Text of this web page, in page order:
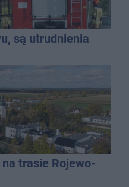
są utrudnienia
trasie Rojewo-